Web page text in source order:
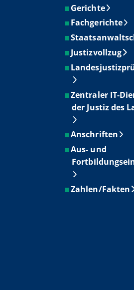
Gerichte
Fachgerichte
Justizvollzug
Zentraler IT-
der Justiz des
Anschriften
Aus- und
Zahlen/Fakten